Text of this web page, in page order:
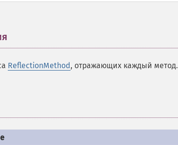
ReflectionMethod, отражающих каждый метод.